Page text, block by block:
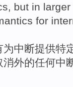
, but in larger
for
为中断提供特
消外的任何中